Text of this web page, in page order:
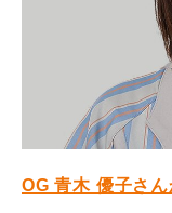
OG 青木 優子さ